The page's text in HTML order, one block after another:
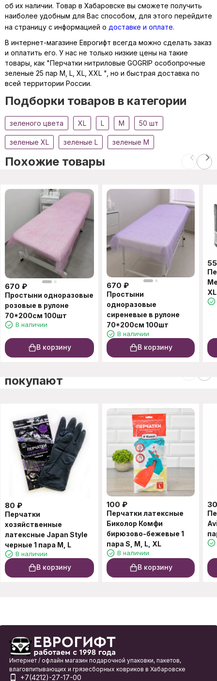
об их наличии. Товар в Хабаровске вы сможете получить
наиболее удобным для Вас способом, для этого перейдите
на страницу с информацией о доставке и оплате.
В интернет-магазине Еврогифт всегда можно сделать заказ
и оплатить его. У нас не только низкие цены на такие
товары, как "Перчатки нитриловые GOGRIP особопрочные
зеленые 25 пар M, L, XL, XXL ", но и быстрая доставка по
всей территории России.
Подборки товаров в категории
зеленого цвета XL L M 50 шт
зеленые XL зеленые L зеленые M
Похожие товары
670 ₽
Простыни одноразовые
розовые в рулоне
70*200см 100шт
В наличии
В корзину
670 ₽
Простыни
одноразовые
сиреневые в рулоне
70*200см 100шт
В наличии
В корзину
XL
покупают
80 ₽
Перчатки
хозяйственные
латексные Japan Style
черные 1 пара M, L
В наличии
В корзину
100 ₽
Перчатки латексные
Биколор Комфи
бирюзово-бежевые 1
пара S, M, L, XL
В наличии
В корзину
Интернет / офлайн магазин подарочной упаковки, пакетов,
влаговпитывающих и грязесборных ковриков в Хабаровске
+7(4212)-27-17-00